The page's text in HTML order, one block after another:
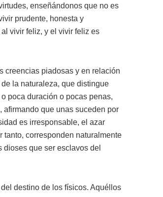
enseñándonos que no es
prudente, honesta y
vivir feliz, y el vivir feliz es
creencias piadosas y en relación
la naturaleza, que distingue
poca duración o pocas penas,
afirmando que unas suceden por
es irresponsable, el azar
tanto, corresponden naturalmente
dioses que ser esclavos del
destino de los físicos. Aquéllos